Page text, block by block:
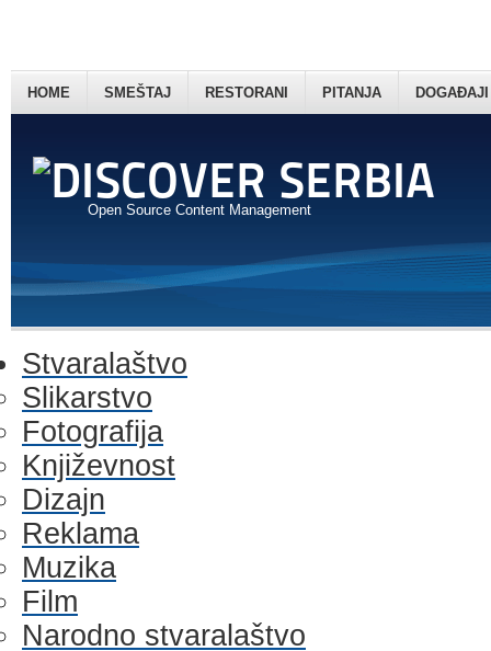
Open Source Content Management
HOME SMEŠTAJ RESTORANI PITANJA DOGAĐAJI
Stvaralaštvo
Slikarstvo
Fotografija
Književnost
Dizajn
Reklama
Muzika
Film
Narodno stvaralaštvo